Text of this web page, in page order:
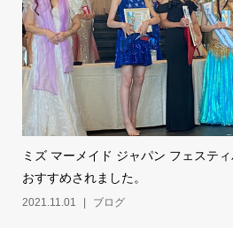
ミズ マーメイド ジャパン フェステ
おすすめされました。
2021.11.01 ブログ